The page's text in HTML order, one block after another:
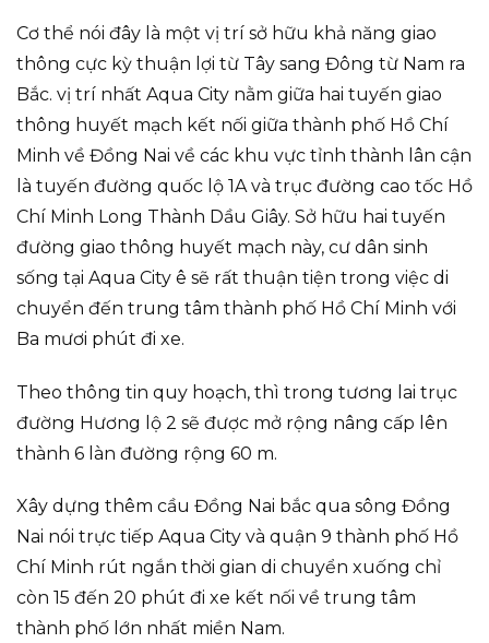
Cơ thể nói đây là một vị trí sở hữu khả năng giao
thông cực kỳ thuận lợi từ Tây sang Đông từ Nam ra
Bắc. vị trí nhất Aqua City nằm giữa hai tuyến giao
thông huyết mạch kết nối giữa thành phố Hồ Chí
Minh về Đồng Nai về các khu vực tỉnh thành lân cận
là tuyến đường quốc lộ 1A và trục đường cao tốc Hồ
Chí Minh Long Thành Dầu Giây. Sở hữu hai tuyến
đường giao thông huyết mạch này, cư dân sinh
sống tại Aqua City ê sẽ rất thuận tiện trong việc di
chuyển đến trung tâm thành phố Hồ Chí Minh với
Ba mươi phút đi xe.
Theo thông tin quy hoạch, thì trong tương lai trục
đường Hương lộ 2 sẽ được mở rộng nâng cấp lên
thành 6 làn đường rộng 60 m.
Xây dựng thêm cầu Đồng Nai bắc qua sông Đồng
Nai nói trực tiếp Aqua City và quận 9 thành phố Hồ
Chí Minh rút ngắn thời gian di chuyển xuống chỉ
còn 15 đến 20 phút đi xe kết nối về trung tâm
thành phố lớn nhất miền Nam.